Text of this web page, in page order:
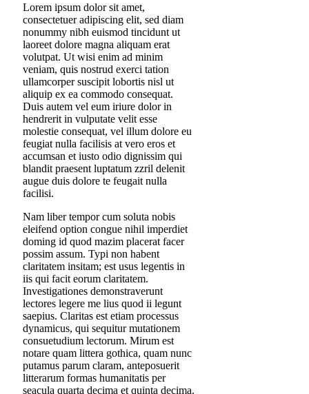
Lorem ipsum dolor sit amet,
consectetuer adipiscing elit, sed diam
nonummy nibh euismod tincidunt ut
laoreet dolore magna aliquam erat
volutpat. Ut wisi enim ad minim
veniam, quis nostrud exerci tation
ullamcorper suscipit lobortis nisl ut
aliquip ex ea commodo consequat.
Duis autem vel eum iriure dolor in
hendrerit in vulputate velit esse
molestie consequat, vel illum dolore eu
feugiat nulla facilisis at vero eros et
accumsan et iusto odio dignissim qui
blandit praesent luptatum zzril delenit
augue duis dolore te feugait nulla
facilisi.
Nam liber tempor cum soluta nobis
eleifend option congue nihil imperdiet
doming id quod mazim placerat facer
possim assum. Typi non habent
claritatem insitam; est usus legentis in
iis qui facit eorum claritatem.
Investigationes demonstraverunt
lectores legere me lius quod ii legunt
saepius. Claritas est etiam processus
dynamicus, qui sequitur mutationem
consuetudium lectorum. Mirum est
notare quam littera gothica, quam nunc
putamus parum claram, anteposuerit
litterarum formas humanitatis per
seacula quarta decima et quinta decima.